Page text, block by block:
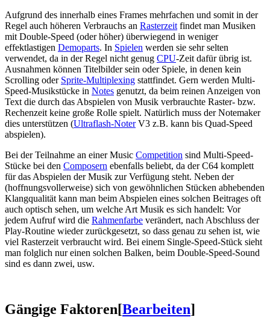
Aufgrund des innerhalb eines Frames mehrfachen und somit in der
Regel auch höheren Verbrauchs an Rasterzeit findet man Musiken
mit Double-Speed (oder höher) überwiegend in weniger
effektlastigen Demoparts. In Spielen werden sie sehr selten
verwendet, da in der Regel nicht genug CPU-Zeit dafür übrig ist.
Ausnahmen können Titelbilder sein oder Spiele, in denen kein
Scrolling oder Sprite-Multiplexing stattfindet. Gern werden Multi-
Speed-Musikstücke in Notes genutzt, da beim reinen Anzeigen von
Text die durch das Abspielen von Musik verbrauchte Raster- bzw.
Rechenzeit keine große Rolle spielt. Natürlich muss der Notemaker
dies unterstützen (Ultraflash-NoterV3 z.B. kann bis Quad-Speed
abspielen).
Bei der Teilnahme an einer Music Competition sind Multi-Speed-
Stücke bei den Composern ebenfalls beliebt, da der C64 komplett
für das Abspielen der Musik zur Verfügung steht. Neben der
(hoffnungsvollerweise) sich von gewöhnlichen Stücken abhebenden
Klangqualität kann man beim Abspielen eines solchen Beitrages oft
auch optisch sehen, um welche Art Musik es sich handelt: Vor
jedem Aufruf wird die Rahmenfarbe verändert, nach Abschluss der
Play-Routine wieder zurückgesetzt, so dass genau zu sehen ist, wie
viel Rasterzeit verbraucht wird. Bei einem Single-Speed-Stück sieht
man folglich nur einen solchen Balken, beim Double-Speed-Sound
sind es dann zwei, usw.
Gängige Faktoren[Bearbeiten]